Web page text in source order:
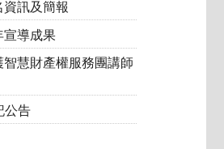
訊及簡報
宣導成果
慧財產權服務團講師
公告